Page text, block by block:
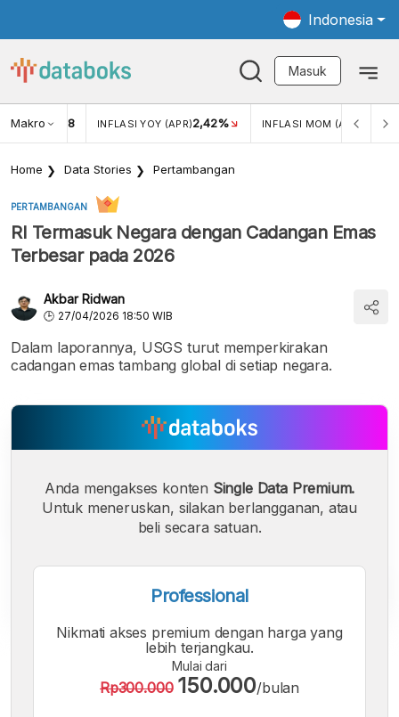
Indonesia
Masuk
Makro
USD/IDR 18 INFLASI YOY (APR)2,42% INFLASI MOM (APR) 0,13%
Home Data Stories Pertambangan
PERTAMBANGAN
RI Termasuk Negara dengan Cadangan Emas
Terbesar pada 2026
Akbar Ridwan
27/04/2026 18:50 WIB
Dalam laporannya, USGS turut memperkirakan
cadangan emas tambang global di setiap negara.
Font
Kecil
A
FontFont
Anda mengakses konten Single Data Premium.
Untuk meneruskan, silakan berlangganan, atau
beli secara satuan.
Professional
Nikmati akses premium dengan harga yang
lebih terjangkau.
Mulai dari
Rp300.000 150.000/bulan